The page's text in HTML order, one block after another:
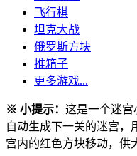
飞行棋
坦克大战
俄罗斯方块
推箱子
更多游戏...
※ 小提示： 这是一个迷宫
自动生成下一关的迷宫，
宫内的红色方块移动，供